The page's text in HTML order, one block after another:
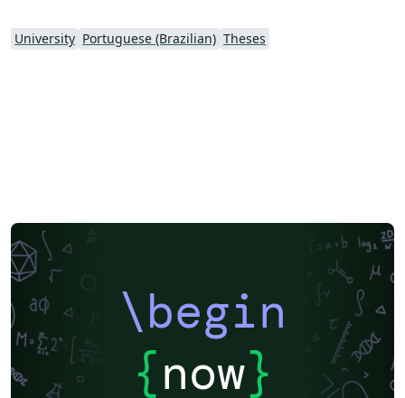
University Portuguese (Brazilian) Theses
\begin
{now}